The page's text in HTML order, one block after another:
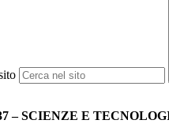
– SCIENZE E